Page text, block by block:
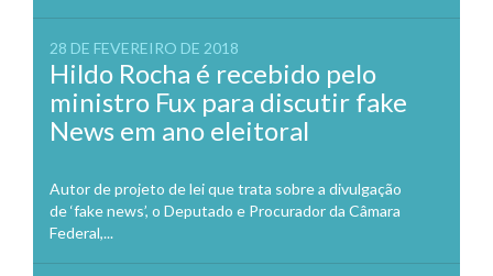
28 DE FEVEREIRO DE 2018
Hildo Rocha é recebido pelo
ministro Fux para discutir fake
News em ano eleitoral
Autor de projeto de lei que trata sobre a divulgação
de ‘fake news’, o Deputado e Procurador da Câmara
Federal,...